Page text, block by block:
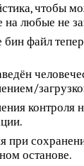
чтобы
на любые не
файл
контроля
при
останове.